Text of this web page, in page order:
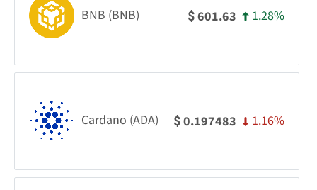
BNB (BNB) $601.63 1.28%
Cardano (ADA) $0.197483 1.16%